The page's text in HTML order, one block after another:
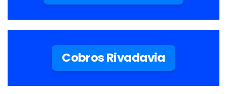
Cobros Rivadavia